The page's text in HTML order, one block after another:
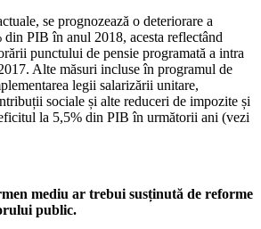
se prognozează o deteriorare a
PIB în anul 2018, acesta reflectând
punctului de pensie programată a intra
Alte măsuri incluse în programul de
legii salarizării unitare,
sociale și alte reduceri de impozite și
la 5,5% din PIB în următorii ani (vezi
mediu ar trebui susținută de reforme
public.